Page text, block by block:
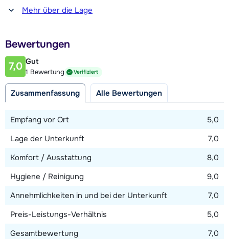
Entfernung zum(r) Restaurant oder zur Bar
4,2 Kilometer
4 Kilometer (über Skilift)
Entfernung zum Skilift
4 Kilometer
Entfernung zur Skibushaltestelle
Mehr über die Lage
Bewertungen
7,0 Gut
1 Bewertung Verifiziert
Zusammenfassung Alle Bewertungen
Empfang vor Ort
5,0
Lage der Unterkunft
7,0
Komfort / Ausstattung
8,0
Hygiene / Reinigung
9,0
Annehmlichkeiten in und bei der Unterkunft
7,0
Preis-Leistungs-Verhältnis
5,0
Gesamtbewertung
7,0